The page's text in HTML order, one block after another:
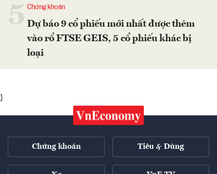
Chứng khoán
Dự báo 9 cổ phiếu mới nhất được thêm
vào rổ FTSE GEIS, 5 cổ phiếu khác bị
loại
}
Chứng khoán Tiêu & Dùng